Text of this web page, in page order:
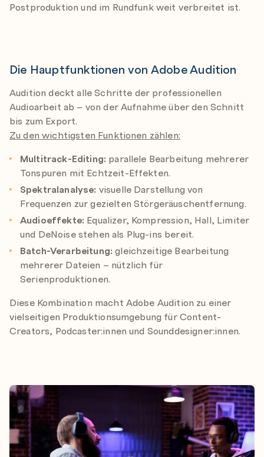
Postproduktion und im Rundfunk weit verbreitet ist.
Die Hauptfunktionen von Adobe Audition
Audition deckt alle Schritte der professionellen
Audioarbeit ab – von der Aufnahme über den Schnitt
bis zum Export.
Zu den wichtigsten Funktionen zählen:
Multitrack-Editing: parallele Bearbeitung mehrerer
Tonspuren mit Echtzeit-Effekten.
Spektralanalyse: visuelle Darstellung von
Frequenzen zur gezielten Störgeräuschentfernung.
Audioeffekte: Equalizer, Kompression, Hall, Limiter
und DeNoise stehen als Plug-ins bereit.
Batch-Verarbeitung: gleichzeitige Bearbeitung
mehrerer Dateien – nützlich für
Serienproduktionen.
Diese Kombination macht Adobe Audition zu einer
vielseitigen Produktionsumgebung für Content-
Creators, Podcaster:innen und Sounddesigner:innen.